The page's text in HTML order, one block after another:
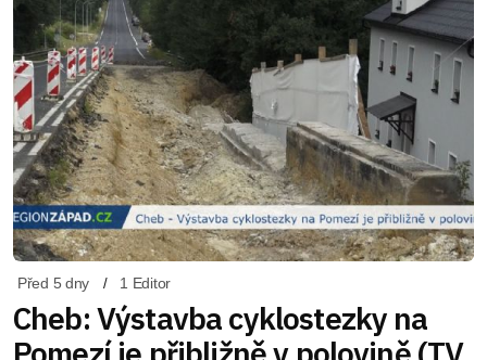
Před 5 dny 1 Editor
Cheb: Výstavba cyklostezky na